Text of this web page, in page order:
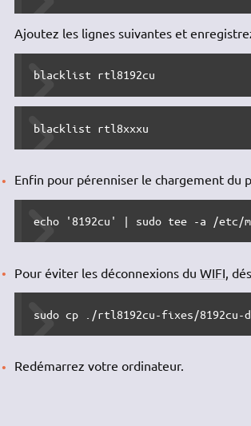
Ajoutez les lignes suivantes et
blacklist rtl8192cu
blacklist rtl8xxxu
Enfin pour pérenniser le chargement du
echo '8192cu' | sudo tee -a /etc/
Pour éviter les déconnexions duWIFI ,
sudo cp ./rtl8192cu-fixes/8192cu-
Redémarrez votre ordinateur.